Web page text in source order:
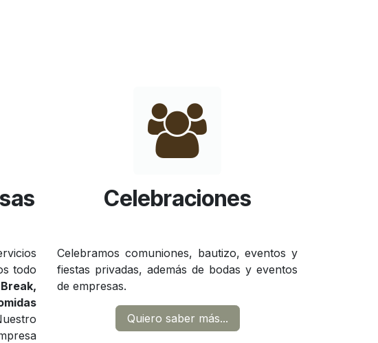
todo
Celebraciones
Celebramos comuniones, bautizo, eventos y
fiestas privadas, además de bodas y eventos
de empresas.
Quiero saber más...